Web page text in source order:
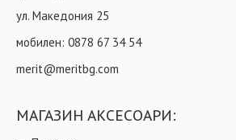
ул. Македония 25
мобилен: 0878 67 34 54
merit@meritbg.com
МАГАЗИН АКСЕСОАРИ: